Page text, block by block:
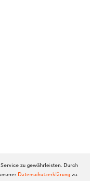
zu gewährleisten. Durch
Datenschutzerklärungzu.